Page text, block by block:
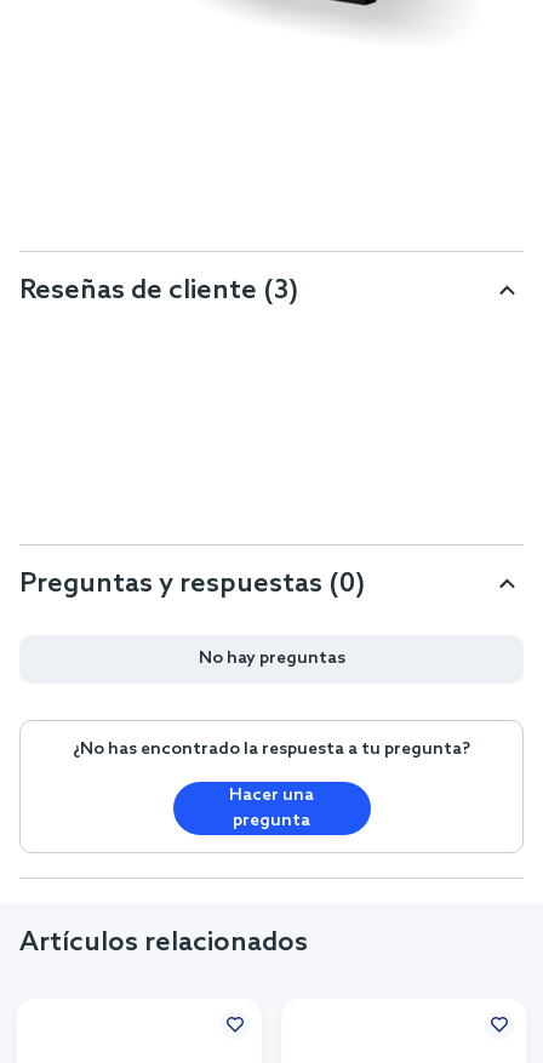
Reseñas de cliente (3)
Preguntas y respuestas (0)
No hay preguntas
¿No has encontrado la respuesta a tu pregunta?
Hacer una
pregunta
Artículos relacionados